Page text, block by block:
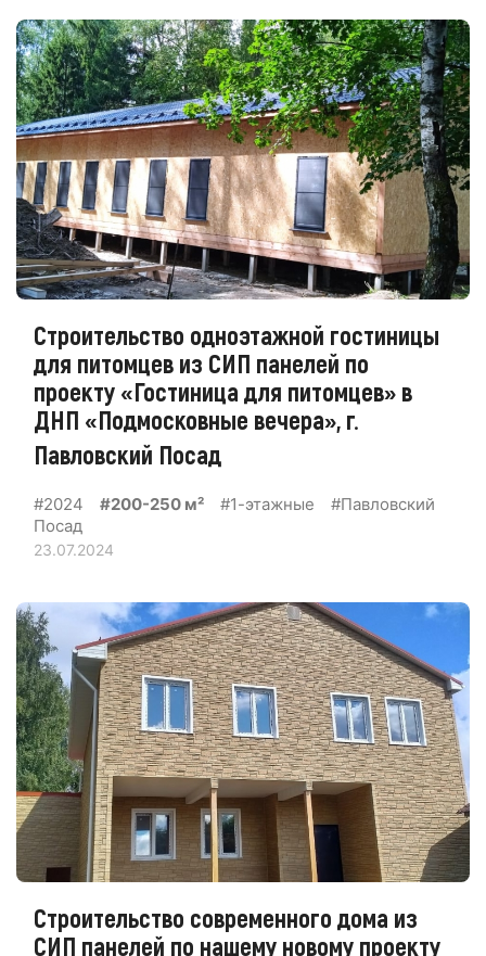
Строительство одноэтажной гостиницы
для питомцев из СИП панелей по
проекту «Гостиница для питомцев» в
ДНП «Подмосковные вечера», г.
Павловский Посад
#2024 #200-250 м² #1-этажные
#Павловский
Посад
23.07.2024
Строительство современного дома из
СИП панелей по нашему новому проекту